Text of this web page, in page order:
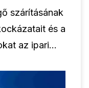
szárításának
és a
az ipari